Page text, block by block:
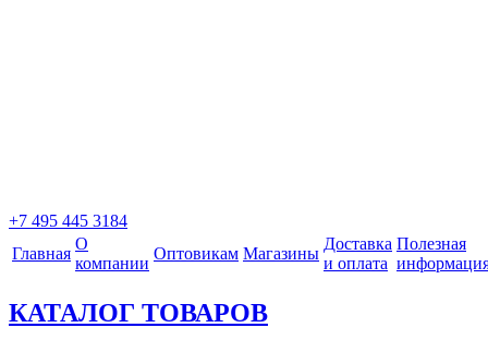
+7 495 445 3184
Главная
О
компании
Оптовикам Магазины
Доставка
и оплата
Полезная
КАТАЛОГ ТОВАРОВ